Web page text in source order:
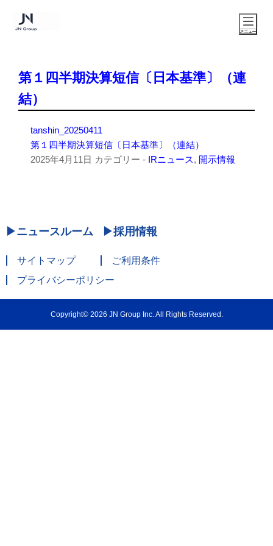
第１四半期決算短信〔日本基準〕（連
結）
tanshin_20250411
第１四半期決算短信〔日本基準〕（連結）
2025年4月11日 カテゴリー - IRニュース, 開示情報
ニュースルーム 採用情報
サイトマップ
ご利用条件
プライバシーポリシー
Copyright© 2026 JN Group Inc. All Rights Reserved.